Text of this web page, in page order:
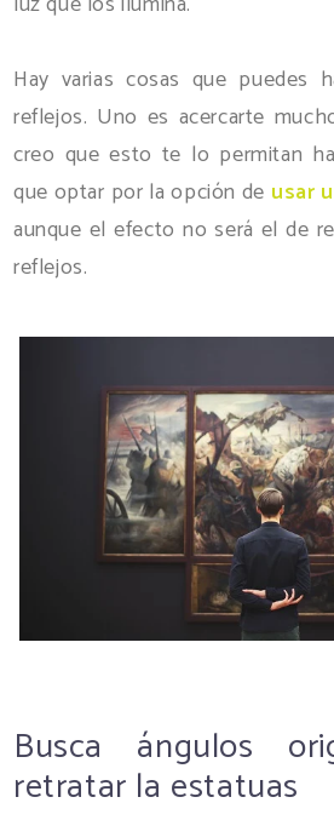
Hay varias cosas que puedes
reflejos. Uno es acercarte
creo que esto te lo permitan
que optar por la opción de usar
aunque el efecto no será el de
reflejos.
Busca ángulos
retratar la estatuas